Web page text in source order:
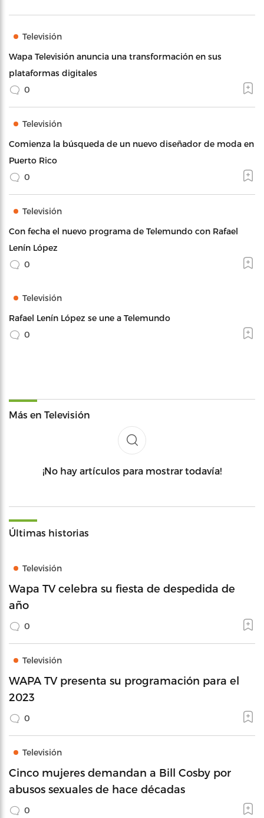
Televisión
Wapa Televisión anuncia una transformación en sus
plataformas digitales
0
Televisión
Comienza la búsqueda de un nuevo diseñador de moda en
Puerto Rico
0
Televisión
Con fecha el nuevo programa de Telemundo con Rafael
Lenín López
0
Televisión
Rafael Lenín López se une a Telemundo
0
Más en Televisión
¡No hay artículos para mostrar todavía!
Últimas historias
Televisión
Wapa TV celebra su fiesta de despedida de
año
0
Televisión
WAPA TV presenta su programación para el
2023
0
Televisión
Cinco mujeres demandan a Bill Cosby por
abusos sexuales de hace décadas
0